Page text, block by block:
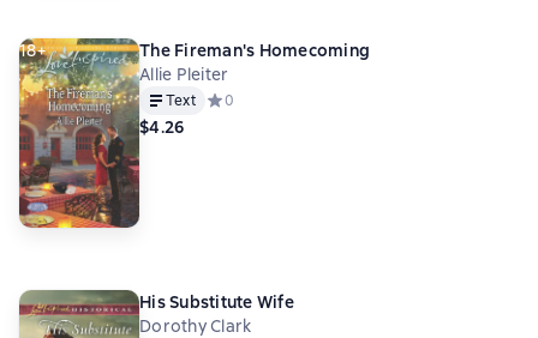
18+
The Fireman's Homecoming
Allie Pleiter
Text Средний рейтинг 0 на основе 0 оценок
0
$4.26
His Substitute Wife
Dorothy Clark